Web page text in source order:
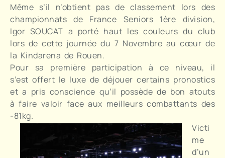
Même s’il n’obtient pas de classement lors des
championnats de France Seniors 1ère division,
Igor SOUCAT a porté haut les couleurs du club
lors de cette journée du 7 Novembre au cœur de
la Kindarena de Rouen.
Pour sa première participation à ce niveau, il
s’est offert le luxe de déjouer certains pronostics
et a pris conscience qu’il possède de bon atouts
à faire valoir face aux meilleurs combattants des
-81kg.
Victi
me
d’un